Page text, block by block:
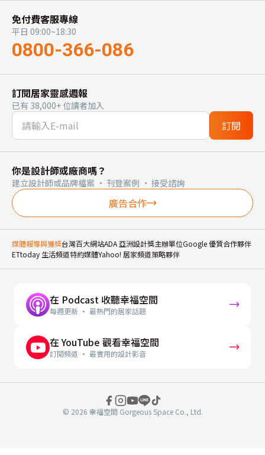
免付費客服專線
平日 09:00~18:30
0800-366-086
訂閱居家靈感週報
已有 38,000+ 位讀者加入
訂閱
你是設計師或廠商嗎？
建立設計師或品牌檔案 · 刊登案例 · 接受諮詢
廣告合作
媒體報導與獲獎台灣百大網站ADA 亞洲設計獎主辦單位Google 優質合作夥伴
ETtoday 生活頻道特約媒體Yahoo! 居家頻道策略夥伴
在 Podcast 收聽幸福空間
每週更新 · 最熱門的居家話題
在 YouTube 觀看幸福空間
訂閱頻道 · 最實用的設計影音
© 2026 幸福空間 Gorgeous Space Co., Ltd.